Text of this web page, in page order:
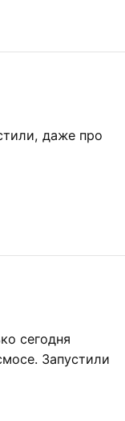
даже про
сегодня
Запустили